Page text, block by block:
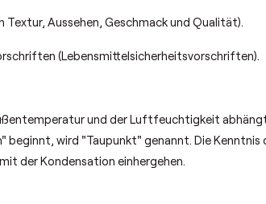
Textur, Aussehen, Geschmack und Qualität).
(Lebensmittelsicherheitsvorschriften).
und der Luftfeuchtigkeit
beginnt, wird "Taupunkt" genannt. Die Kenntnis
der Kondensation einhergehen.